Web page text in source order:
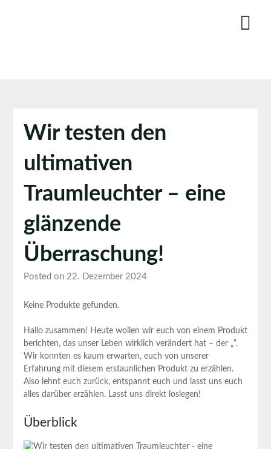
Wir testen den
ultimativen
Traumleuchter – eine
glänzende
Überraschung!
Posted on 22. Dezember 2024
Keine Produkte gefunden.
Hallo zusammen! Heute ‌wollen wir euch von einem‍ Produkt
berichten, das unser Leben ‍wirklich verändert hat – der „“.
Wir konnten ‌es kaum erwarten, euch von unserer
Erfahrung mit diesem erstaunlichen Produkt zu ⁢erzählen.
Also lehnt euch zurück, entspannt‌ euch und lasst uns euch ​
alles darüber⁤ erzählen. Lasst uns⁢ direkt loslegen!
Überblick